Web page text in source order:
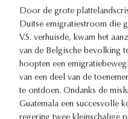
Door de grote
Duitse emigratiestroom die
V.S. verhuisde, kwam het
van de Belgische bevolking
hoopten een
van een deel van de
te ontdoen. Ondanks de
Guatemala een succesvolle